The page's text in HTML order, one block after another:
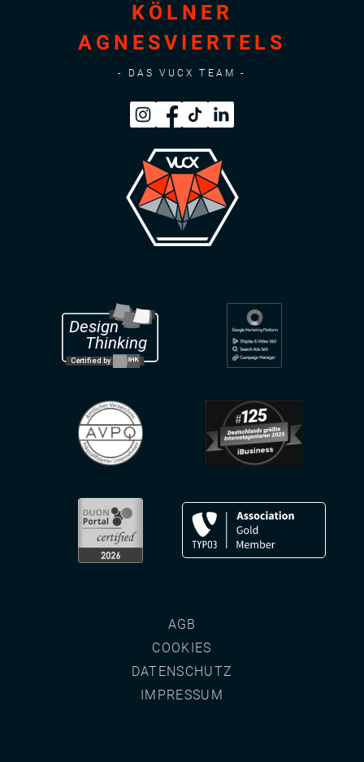
KÖLNER
AGNESVIERTELS
- DAS VUCX TEAM -
AGB
COOKIES
DATENSCHUTZ
IMPRESSUM